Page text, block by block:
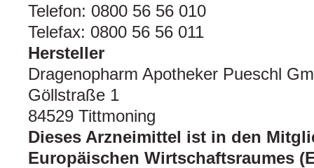
Telefon: 0800 56 56 010
Telefax: 0800 56 56 011
Hersteller
Dragenopharm Apotheker Pueschl
Göllstraße 1
84529 Tittmoning
Dieses Arzneimittel ist in den
Europäischen Wirtschaftsraumes